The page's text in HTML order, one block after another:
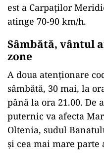
est a Carpaților
atinge 70-90 km/h.
Sâmbătă, vântul
zone
A doua atenționare
sâmbătă, 30 mai, la
până la ora 21.00. De
puternic va afecta
Oltenia, sudul
și cea mai mare parte